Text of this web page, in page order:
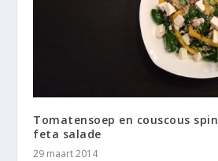
Tomatensoep en couscous
feta salade
29 maart 2014